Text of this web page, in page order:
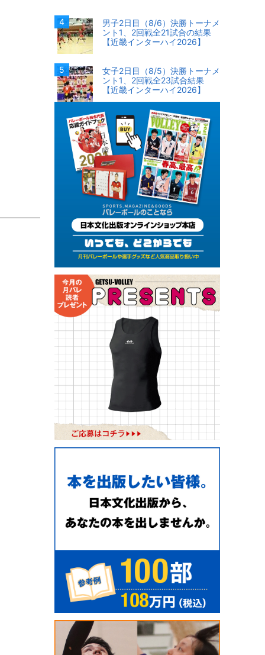
男子2日目（8/6）決勝トーナメ
ント1、2回戦全21試合の結果
【近畿インターハイ2026】
女子2日目（8/5）決勝トーナメ
ント1、2回戦全23試合結果
【近畿インターハイ2026】